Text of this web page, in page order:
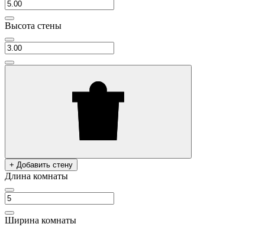
Высота стены
+ Добавить стену
Длина комнаты
Ширина комнаты